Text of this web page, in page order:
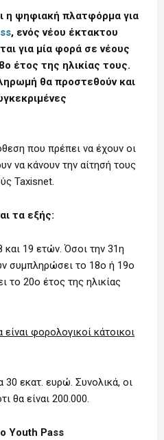
η ψηφιακή πλατφόρμα για
, ενός νέου έκτακτου
για μία φορά σε νέους
έτος της ηλικίας τους.
θα προστεθούν και
που πρέπει να έχουν οι
να κάνουν την αίτησή τους
Taxisnet.
τα εξής:
και 19 ετών. Όσοι την 31η
συμπληρώσει το 18ο ή 19ο
το 20ο έτος της ηλικίας
φορολογικοί κάτοικοι
30 εκατ. ευρώ. Συνολικά, οι
θα είναι 200.000.
Youth Pass